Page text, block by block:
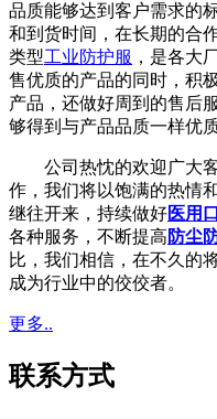
品质能够达到客户需求的
和到货时间，在长期的合
类型工业防护服 ，是各大
售优质的产品的同时，积
产品，还做好周到的售后
够得到与产品品质一样优
公司热忱的欢迎广大客
作，我们将以饱满的热情
继往开来，持续做好医用
各种服务，不断提高 防尘
比，我们相信，在不久的
成为行业中的佼佼者。
更多..
联系方式